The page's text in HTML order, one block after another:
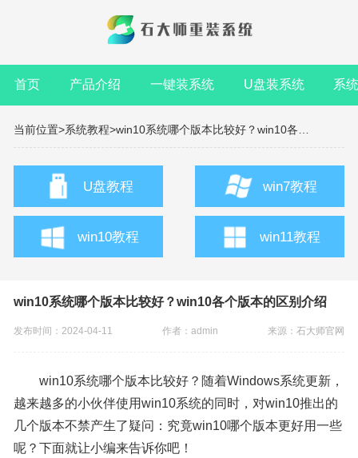
首页 产品介绍 一键装系统 U盘装系统 系
当前位置>系统教程> win10系统哪个版本比较好？win10各个版本的区别介绍
U盘教程 win7教程
win10教程 win11教程
win10系统哪个版本比较好？win10各个版本的区别介绍
发布时间：2024-04-11 作者：admin 来源：石大师官网
win10系统哪个版本比较好？随着Windows系统更新，
越来越多的小伙伴使用win10系统的同时，对win10推出的
几个版本不禁产生了疑问：究竟win10哪个版本更好用一些
呢？下面就让小编来告诉你吧！